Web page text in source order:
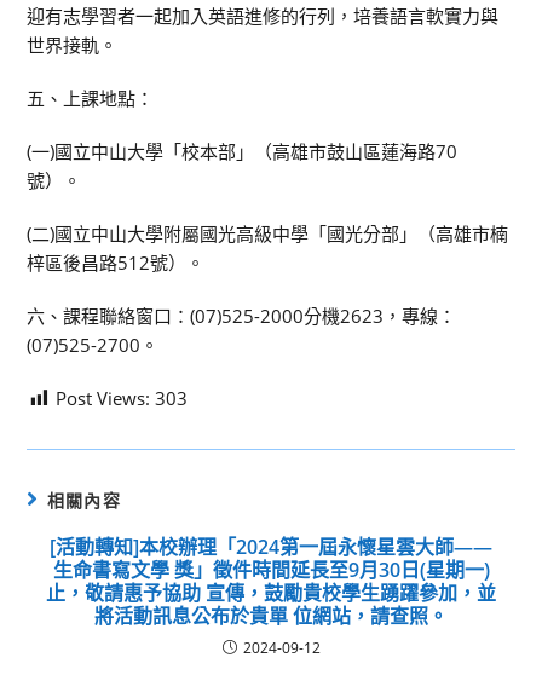
迎有志學習者一起加入英語進修的行列，培養語言軟實力與
世界接軌。
五、上課地點：
(一)國立中山大學「校本部」（高雄市鼓山區蓮海路70
號）。
(二)國立中山大學附屬國光高級中學「國光分部」（高雄市楠
梓區後昌路512號）。
六、課程聯絡窗口：(07)525-2000分機2623，專線：
(07)525-2700。
Post Views: 303
相關內容
[活動轉知]本校辦理「2024第一屆永懷星雲大師——
生命書寫文學 獎」徵件時間延長至9月30日(星期一)
止，敬請惠予協助 宣傳，鼓勵貴校學生踴躍參加，並
將活動訊息公布於貴單 位網站，請查照。
2024-09-12